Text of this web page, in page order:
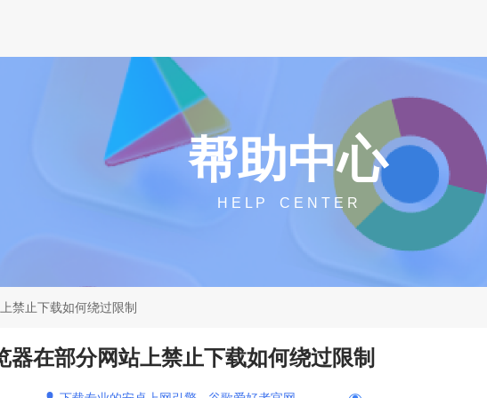
帮助中心
H E L P C E N T E R
禁止下载如何绕过限制
在部分网站上禁止下载如何绕过限制